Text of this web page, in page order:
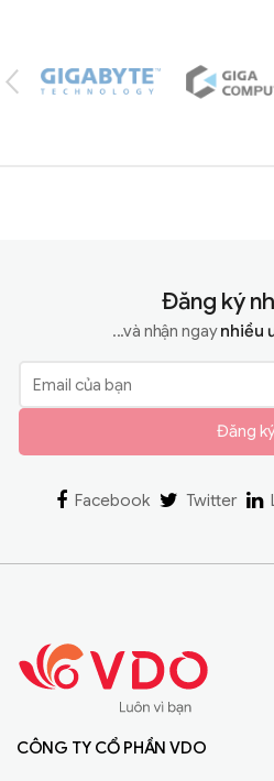
Đăng ký
...và nhận ngaynhiều
Đăng
Facebook Twitter
CÔNG TY CỔ PHẦN VDO